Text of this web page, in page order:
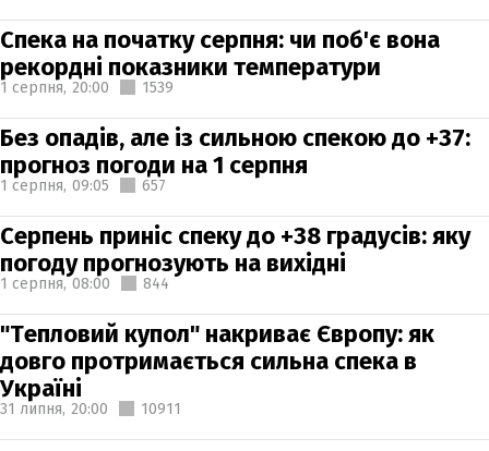
Спека на початку серпня: чи поб'є вона
рекордні показники температури
1 серпня, 20:00 1539
Без опадів, але із сильною спекою до +37:
прогноз погоди на 1 серпня
1 серпня, 09:05 657
Серпень приніс спеку до +38 градусів: яку
погоду прогнозують на вихідні
1 серпня, 08:00 844
"Тепловий купол" накриває Європу: як
довго протримається сильна спека в
Україні
31 липня, 20:00 10911